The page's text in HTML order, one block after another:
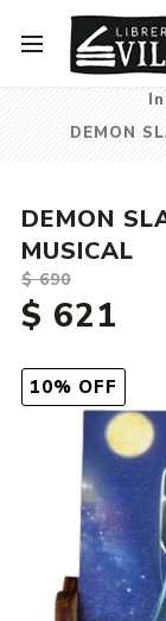
DEMON
10% OFF
DEMON
MUSICAL
$ 690
$ 621